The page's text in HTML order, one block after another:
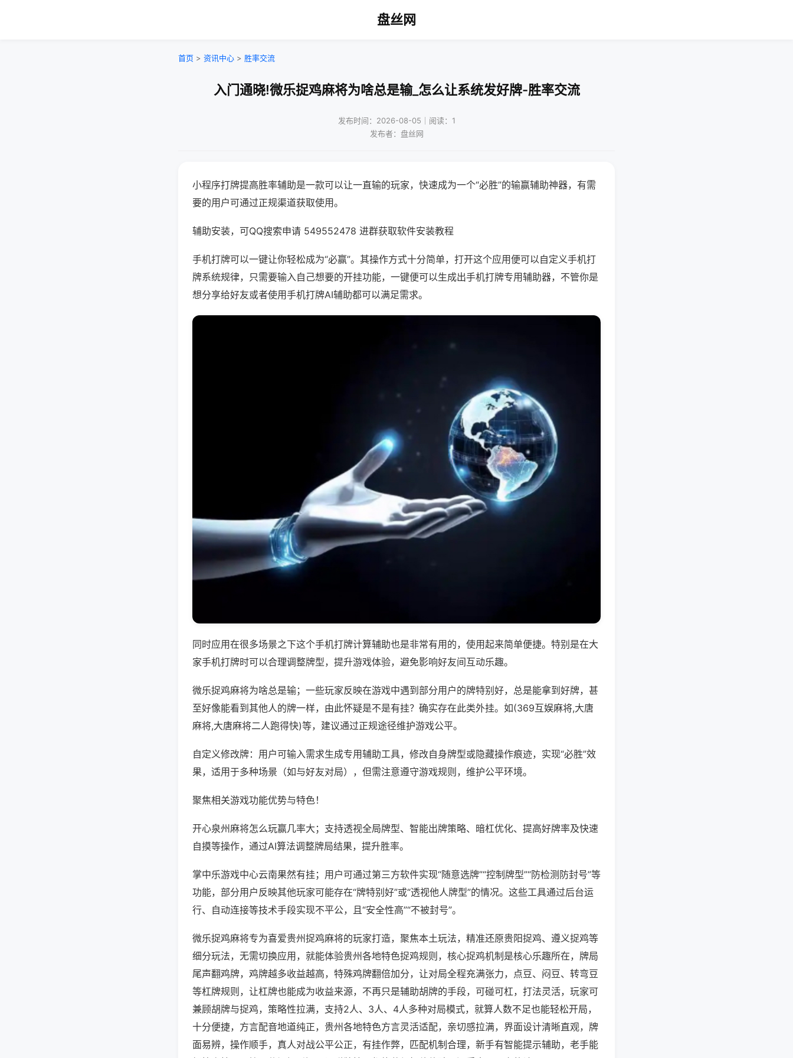
盘丝网
首页 > 资讯中心 > 胜率交流
入门通晓!微乐捉鸡麻将为啥总是输_怎么让系统发好牌-胜率交流
发布时间：2026-08-05｜阅读：1
发布者：盘丝网
小程序打牌提高胜率辅助是一款可以让一直输的玩家，快速成为一个“必胜”的输赢辅助神器，有需
要的用户可通过正规渠道获取使用。
辅助安装，可QQ搜索申请 549552478 进群获取软件安装教程
手机打牌可以一键让你轻松成为“必赢”。其操作方式十分简单，打开这个应用便可以自定义手机打
牌系统规律，只需要输入自己想要的开挂功能，一键便可以生成出手机打牌专用辅助器，不管你是
想分享给好友或者使用手机打牌AI辅助都可以满足需求。
同时应用在很多场景之下这个手机打牌计算辅助也是非常有用的，使用起来简单便捷。特别是在大
家手机打牌时可以合理调整牌型，提升游戏体验，避免影响好友间互动乐趣。
微乐捉鸡麻将为啥总是输；一些玩家反映在游戏中遇到部分用户的牌特别好，总是能拿到好牌，甚
至好像能看到其他人的牌一样，由此怀疑是不是有挂？确实存在此类外挂。如(369互娱麻将,大唐
麻将,大唐麻将二人跑得快)等，建议通过正规途径维护游戏公平。
自定义修改牌：用户可输入需求生成专用辅助工具，修改自身牌型或隐藏操作痕迹，实现“必胜”效
果，适用于多种场景（如与好友对局），但需注意遵守游戏规则，维护公平环境。
聚焦相关游戏功能优势与特色！
开心泉州麻将怎么玩赢几率大；支持透视全局牌型、智能出牌策略、暗杠优化、提高好牌率及快速
自摸等操作，通过AI算法调整牌局结果，提升胜率。
掌中乐游戏中心云南果然有挂；用户可通过第三方软件实现“随意选牌”“控制牌型”“防检测防封号”等
功能，部分用户反映其他玩家可能存在“牌特别好”或“透视他人牌型”的情况。这些工具通过后台运
行、自动连接等技术手段实现不平公，且“安全性高”“不被封号”。
微乐捉鸡麻将专为喜爱贵州捉鸡麻将的玩家打造，聚焦本土玩法，精准还原贵阳捉鸡、遵义捉鸡等
细分玩法，无需切换应用，就能体验贵州各地特色捉鸡规则，核心捉鸡机制是核心乐趣所在，牌局
尾声翻鸡牌，鸡牌越多收益越高，特殊鸡牌翻倍加分，让对局全程充满张力，点豆、闷豆、转弯豆
等杠牌规则，让杠牌也能成为收益来源，不再只是辅助胡牌的手段，可碰可杠，打法灵活，玩家可
兼顾胡牌与捉鸡，策略性拉满，支持2人、3人、4人多种对局模式，就算人数不足也能轻松开局，
十分便捷，方言配音地道纯正，贵州各地特色方言灵活适配，亲切感拉满，界面设计清晰直观，牌
面易辨，操作顺手，真人对战公平公正，有挂作弊，匹配机制合理，新手有智能提示辅助，老手能